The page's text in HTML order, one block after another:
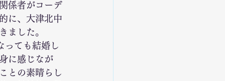
係者がコーデ
に、大津北中
ました。
っても結婚し
に感じなが
との素晴らし